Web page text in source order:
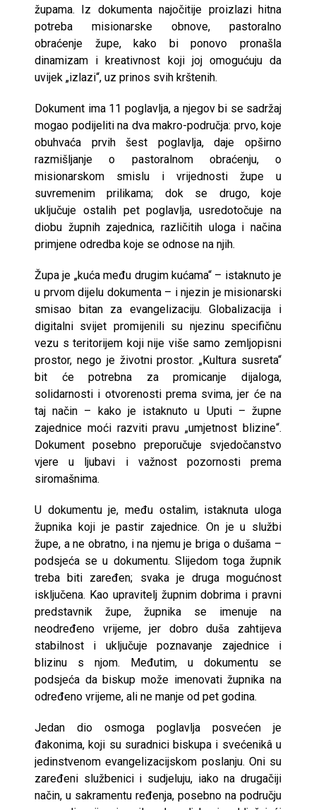
župama. Iz dokumenta najočitije proizlazi hitna
potreba misionarske obnove, pastoralno
obraćenje župe, kako bi ponovo pronašla
dinamizam i kreativnost koji joj omogućuju da
uvijek „izlazi“, uz prinos svih krštenih.
Dokument ima 11 poglavlja, a njegov bi se sadržaj
mogao podijeliti na dva makro-područja: prvo, koje
obuhvaća prvih šest poglavlja, daje opširno
razmišljanje o pastoralnom obraćenju, o
misionarskom smislu i vrijednosti župe u
suvremenim prilikama; dok se drugo, koje
uključuje ostalih pet poglavlja, usredotočuje na
diobu župnih zajednica, različitih uloga i načina
primjene odredba koje se odnose na njih.
Župa je „kuća među drugim kućama“ – istaknuto je
u prvom dijelu dokumenta – i njezin je misionarski
smisao bitan za evangelizaciju. Globalizacija i
digitalni svijet promijenili su njezinu specifičnu
vezu s teritorijem koji nije više samo zemljopisni
prostor, nego je životni prostor. „Kultura susreta“
bit će potrebna za promicanje dijaloga,
solidarnosti i otvorenosti prema svima, jer će na
taj način – kako je istaknuto u Uputi – župne
zajednice moći razviti pravu „umjetnost blizine“.
Dokument posebno preporučuje svjedočanstvo
vjere u ljubavi i važnost pozornosti prema
siromašnima.
U dokumentu je, među ostalim, istaknuta uloga
župnika koji je pastir zajednice. On je u službi
župe, a ne obratno, i na njemu je briga o dušama –
podsjeća se u dokumentu. Slijedom toga župnik
treba biti zaređen; svaka je druga mogućnost
isključena. Kao upravitelj župnim dobrima i pravni
predstavnik župe, župnika se imenuje na
neodređeno vrijeme, jer dobro duša zahtijeva
stabilnost i uključuje poznavanje zajednice i
blizinu s njom. Međutim, u dokumentu se
podsjeća da biskup može imenovati župnika na
određeno vrijeme, ali ne manje od pet godina.
Jedan dio osmoga poglavlja posvećen je
đakonima, koji su suradnici biskupa i svećenikâ u
jedinstvenom evangelizacijskom poslanju. Oni su
zaređeni službenici i sudjeluju, iako na drugačiji
način, u sakramentu ređenja, posebno na području